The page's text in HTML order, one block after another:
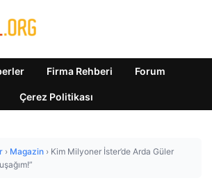
Firma Rehberi Forum
Çerez Politikası
› Magazin › Kim Milyoner İster’de Arda Güler